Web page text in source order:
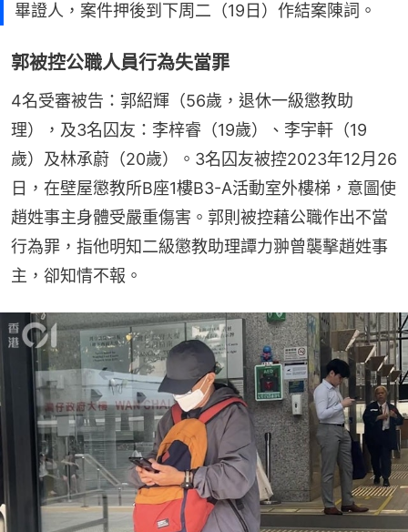
畢證人，案件押後到下周二（19日）作結案陳詞。
郭被控公職人員行為失當罪
4名受審被告：郭紹輝（56歲，退休一級懲教助
理），及3名囚友：李梓睿（19歲）、李宇軒（19
歲）及林承蔚（20歲）。3名囚友被控2023年12月26
日，在壁屋懲教所B座1樓B3-A活動室外樓梯，意圖使
趙姓事主身體受嚴重傷害。郭則被控藉公職作出不當
行為罪，指他明知二級懲教助理譚力翀曾襲擊趙姓事
主，卻知情不報。